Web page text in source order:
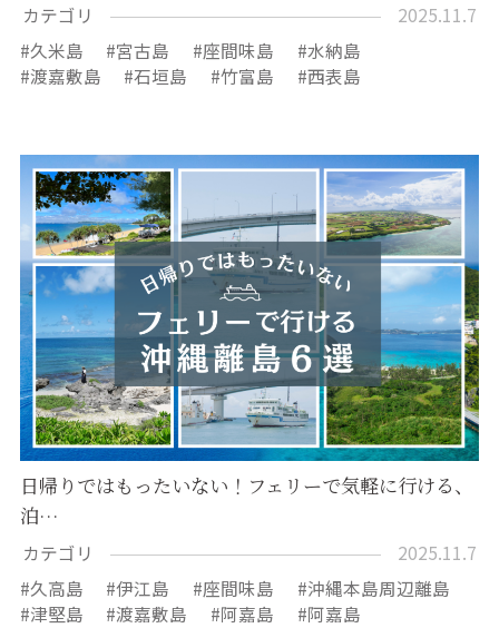
カテゴリ
2025.11.7
久米島
宮古島 座間味島
水納島
渡嘉敷島
石垣島 竹富島 西表島
日帰りではもったいない！フェリーで気軽に行ける、
泊…
カテゴリ
2025.11.7
久高島
伊江島 座間味島
沖縄本島周辺離島
津堅島
渡嘉敷島 阿嘉島 阿嘉島